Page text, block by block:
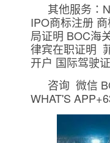
其他服务：
IPO商标注册
局证明 BOC海
律宾在职证明
开户 国际驾驶
咨询 微信
WHAT'S